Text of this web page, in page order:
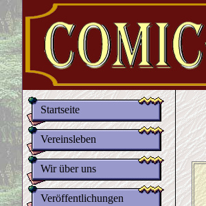
Startseite
Vereinsleben
Wir über uns
Veröffentlichungen